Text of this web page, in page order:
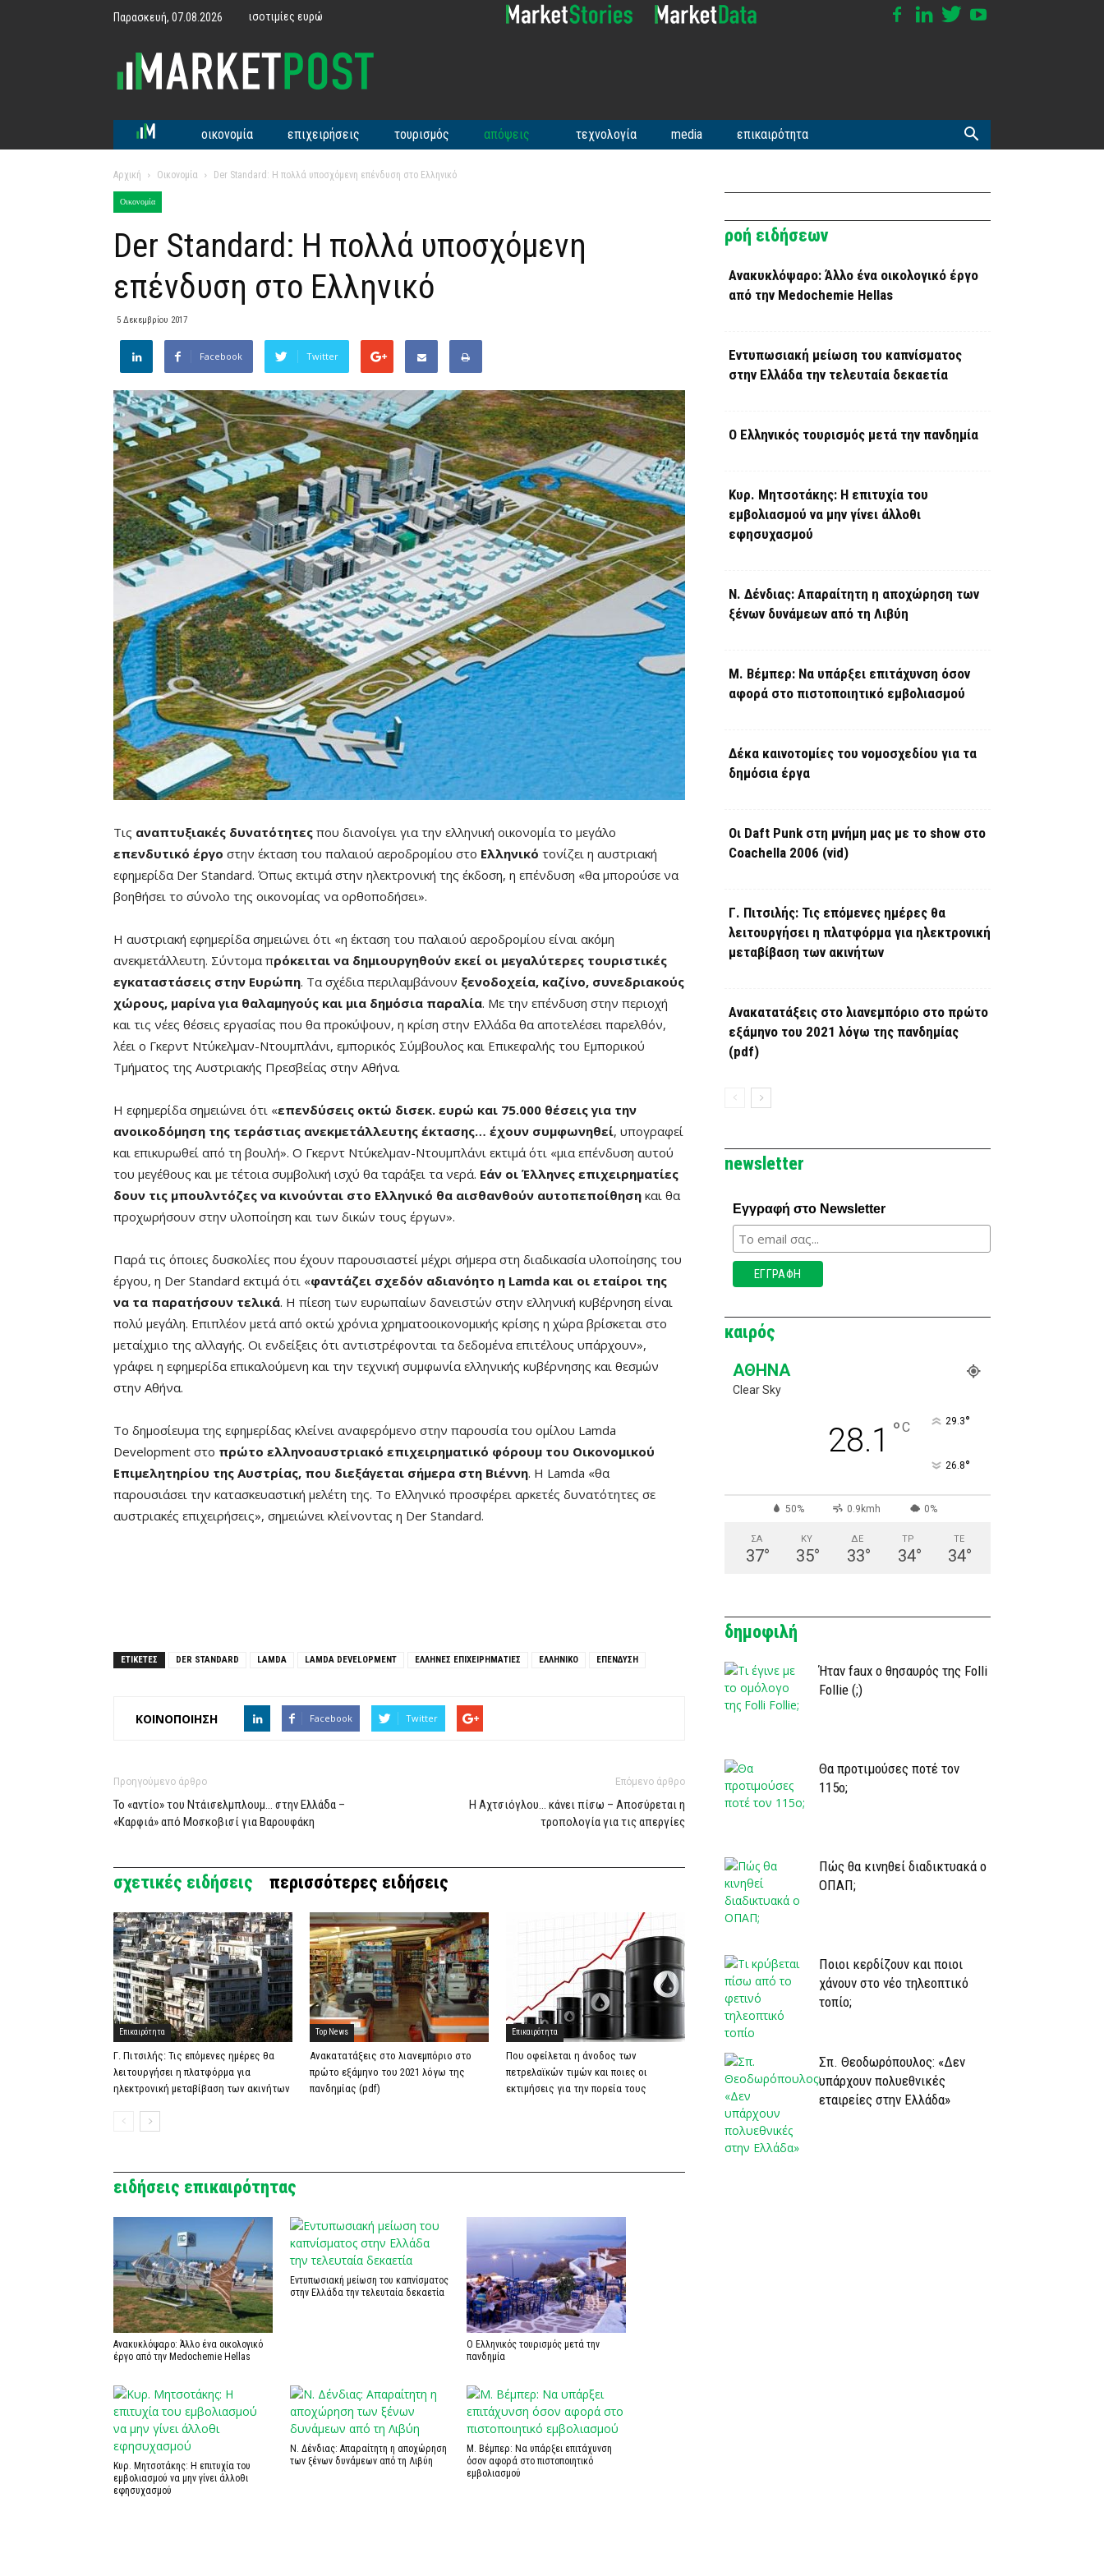
Παρασκευή, 07.08.2026 ισοτιμίες ευρώ
οικονομία επιχειρήσεις τουρισμός απόψεις τεχνολογία media επικαιρότητα
Αρχική Οικονομία Der Standard: Η πολλά υποσχόμενη επένδυση στο Ελληνικό
Οικονομία
Der Standard: Η πολλά υποσχόμενη
επένδυση στο Ελληνικό
5 Δεκεμβρίου 2017
Facebook Twitter
Τις αναπτυξιακές δυνατότητες που διανοίγει για την ελληνική οικονομία το μεγάλο
επενδυτικό έργο στην έκταση του παλαιού αεροδρομίου στο Ελληνικό τονίζει η αυστριακή
εφημερίδα Der Standard. Όπως εκτιμά στην ηλεκτρονική της έκδοση, η επένδυση «θα μπορούσε να
βοηθήσει το σύνολο της οικονομίας να ορθοποδήσει».
Η αυστριακή εφημερίδα σημειώνει ότι «η έκταση του παλαιού αεροδρομίου είναι ακόμη
ανεκμετάλλευτη. Σύντομα πρόκειται να δημιουργηθούν εκεί οι μεγαλύτερες τουριστικές
εγκαταστάσεις στην Ευρώπη. Τα σχέδια περιλαμβάνουν ξενοδοχεία, καζίνο, συνεδριακούς
χώρους, μαρίνα για θαλαμηγούς και μια δημόσια παραλία. Με την επένδυση στην περιοχή
και τις νέες θέσεις εργασίας που θα προκύψουν, η κρίση στην Ελλάδα θα αποτελέσει παρελθόν,
λέει ο Γκερντ Ντύκελμαν-Ντουμπλάνι, εμπορικός Σύμβουλος και Επικεφαλής του Εμπορικού
Τμήματος της Αυστριακής Πρεσβείας στην Αθήνα.
Η εφημερίδα σημειώνει ότι «επενδύσεις οκτώ δισεκ. ευρώ και 75.000 θέσεις για την
ανοικοδόμηση της τεράστιας ανεκμετάλλευτης έκτασης… έχουν συμφωνηθεί, υπογραφεί
και επικυρωθεί από τη βουλή». Ο Γκερντ Ντύκελμαν-Ντουμπλάνι εκτιμά ότι «μια επένδυση αυτού
του μεγέθους και με τέτοια συμβολική ισχύ θα ταράξει τα νερά. Εάν οι Έλληνες επιχειρηματίες
δουν τις μπουλντόζες να κινούνται στο Ελληνικό θα αισθανθούν αυτοπεποίθηση και θα
προχωρήσουν στην υλοποίηση και των δικών τους έργων».
Παρά τις όποιες δυσκολίες που έχουν παρουσιαστεί μέχρι σήμερα στη διαδικασία υλοποίησης του
έργου, η Der Standard εκτιμά ότι «φαντάζει σχεδόν αδιανόητο η Lamda και οι εταίροι της
να τα παρατήσουν τελικά. Η πίεση των ευρωπαίων δανειστών στην ελληνική κυβέρνηση είναι
πολύ μεγάλη. Επιπλέον μετά από οκτώ χρόνια χρηματοοικονομικής κρίσης η χώρα βρίσκεται στο
μεταίχμιο της αλλαγής. Οι ενδείξεις ότι αντιστρέφονται τα δεδομένα επιτέλους υπάρχουν»,
γράφει η εφημερίδα επικαλούμενη και την τεχνική συμφωνία ελληνικής κυβέρνησης και θεσμών
στην Αθήνα.
Το δημοσίευμα της εφημερίδας κλείνει αναφερόμενο στην παρουσία του ομίλου Lamda
Development στο πρώτο ελληνοαυστριακό επιχειρηματικό φόρουμ του Οικονομικού
Επιμελητηρίου της Αυστρίας, που διεξάγεται σήμερα στη Βιέννη. Η Lamda «θα
παρουσιάσει την κατασκευαστική μελέτη της. Το Ελληνικό προσφέρει αρκετές δυνατότητες σε
αυστριακές επιχειρήσεις», σημειώνει κλείνοντας η Der Standard.
ΕΤΙΚΕΤΕΣ DER STANDARD LAMDA LAMDA DEVELOPMENT ΕΛΛΗΝΕΣ ΕΠΙΧΕΙΡΗΜΑΤΙΕΣ ΕΛΛΗΝΙΚΌ ΕΠΕΝΔΥΣΗ
ΚΟΙΝΟΠΟΙΗΣΗ Facebook Twitter
Προηγούμενο άρθρο
Το «αντίο» του Ντάισελμπλουμ… στην Ελλάδα –
«Καρφιά» από Μοσκοβισί για Βαρουφάκη
Επόμενο άρθρο
Η Αχτσιόγλου… κάνει πίσω – Αποσύρεται η
τροπολογία για τις απεργίες
σχετικές ειδήσεις περισσότερες ειδήσεις
Επικαιρότητα
Γ. Πιτσιλής: Τις επόμενες ημέρες θα
λειτουργήσει η πλατφόρμα για
ηλεκτρονική μεταβίβαση των ακινήτων
Top News
Ανακατατάξεις στο λιανεμπόριο στο
πρώτο εξάμηνο του 2021 λόγω της
πανδημίας (pdf)
Επικαιρότητα
Που οφείλεται η άνοδος των
πετρελαϊκών τιμών και ποιες οι
εκτιμήσεις για την πορεία τους
ειδήσεις επικαιρότητας
Ανακυκλόψαρο: Άλλο ένα οικολογικό
έργο από την Medochemie Hellas
Εντυπωσιακή μείωση του καπνίσματος
στην Ελλάδα την τελευταία δεκαετία
Ο Ελληνικός τουρισμός μετά την
πανδημία
Κυρ. Μητσοτάκης: Η επιτυχία του
εμβολιασμού να μην γίνει άλλοθι
εφησυχασμού
Ν. Δένδιας: Απαραίτητη η αποχώρηση
των ξένων δυνάμεων από τη Λιβύη
Μ. Βέμπερ: Να υπάρξει επιτάχυνση
όσον αφορά στο πιστοποιητικό
εμβολιασμού
ροή ειδήσεων
Ανακυκλόψαρο: Άλλο ένα οικολογικό έργο
από την Medochemie Hellas
Εντυπωσιακή μείωση του καπνίσματος
στην Ελλάδα την τελευταία δεκαετία
Ο Ελληνικός τουρισμός μετά την πανδημία
Κυρ. Μητσοτάκης: Η επιτυχία του
εμβολιασμού να μην γίνει άλλοθι
εφησυχασμού
Ν. Δένδιας: Απαραίτητη η αποχώρηση των
ξένων δυνάμεων από τη Λιβύη
Μ. Βέμπερ: Να υπάρξει επιτάχυνση όσον
αφορά στο πιστοποιητικό εμβολιασμού
Δέκα καινοτομίες του νομοσχεδίου για τα
δημόσια έργα
Οι Daft Punk στη μνήμη μας με το show στο
Coachella 2006 (vid)
Γ. Πιτσιλής: Τις επόμενες ημέρες θα
λειτουργήσει η πλατφόρμα για ηλεκτρονική
μεταβίβαση των ακινήτων
Ανακατατάξεις στο λιανεμπόριο στο πρώτο
εξάμηνο του 2021 λόγω της πανδημίας
(pdf)
newsletter
Εγγραφή στο Newsletter
καιρός
ΑΘΉΝΑ
Clear Sky
28.1 °C 29.3°
26.8°
50% 0.9kmh 0%
ΣΑ
37°
ΚΥ
35°
ΔΕ
33°
ΤΡ
34°
ΤΕ
34°
δημοφιλή
Ήταν faux ο θησαυρός της Folli
Follie (;)
Θα προτιμούσες ποτέ τον
115ο;
Πώς θα κινηθεί διαδικτυακά ο
ΟΠΑΠ;
Ποιοι κερδίζουν και ποιοι
χάνουν στο νέο τηλεοπτικό
τοπίο;
Σπ. Θεοδωρόπουλος: «Δεν
υπάρχουν πολυεθνικές
εταιρείες στην Ελλάδα»